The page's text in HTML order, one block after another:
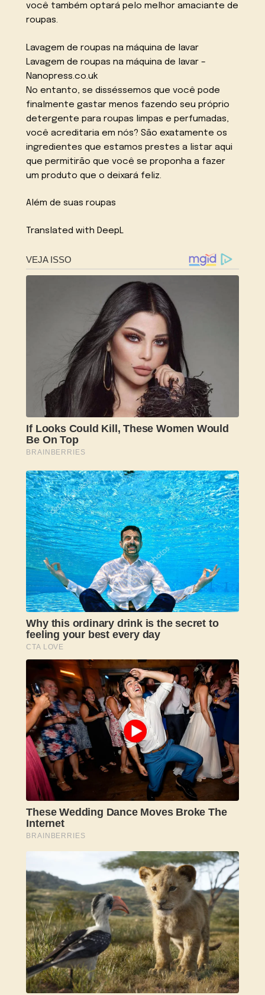
você também optará pelo melhor amaciante de
roupas.
Lavagem de roupas na máquina de lavar
Lavagem de roupas na máquina de lavar –
Nanopress.co.uk
No entanto, se disséssemos que você pode
finalmente gastar menos fazendo seu próprio
detergente para roupas limpas e perfumadas,
você acreditaria em nós? São exatamente os
ingredientes que estamos prestes a listar aqui
que permitirão que você se proponha a fazer
um produto que o deixará feliz.
Além de suas roupas
Translated with DeepL